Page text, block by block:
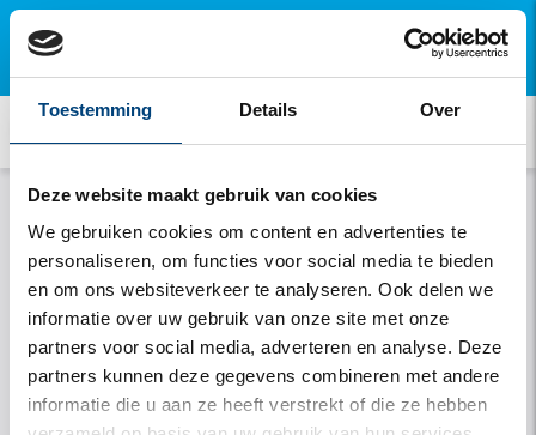
Toestemming Details Over
Deze website maakt gebruik van cookies
We gebruiken cookies om content en advertenties te
personaliseren, om functies voor social media te bieden
en om ons websiteverkeer te analyseren. Ook delen we
informatie over uw gebruik van onze site met onze
partners voor social media, adverteren en analyse. Deze
partners kunnen deze gegevens combineren met andere
informatie die u aan ze heeft verstrekt of die ze hebben
Open deze pagina op je mobiel en installeer onze
gratis app.
×
Aanvragen